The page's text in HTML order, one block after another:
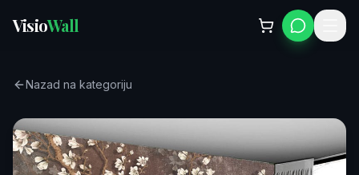
VisioWall
Nazad na kategoriju